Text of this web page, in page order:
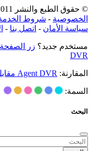
© حقوق الطبع والنشر 2011-2026 iSpyConnect.com -
الخصوصية - شروط
سياسة الأمان - اتصل بنا -
مستخدم جديد؟ زر الصفحة
DVR
المقارنة: Agent DVR مقابل Blue Iris
السمة:
البحث